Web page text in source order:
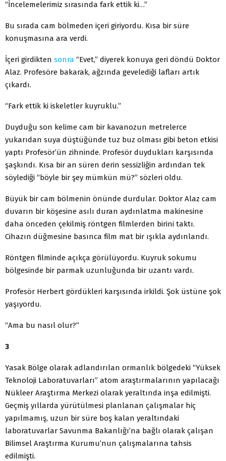
“İncelemelerimiz sırasında fark ettik ki…”
Bu sırada cam bölmeden içeri giriyordu. Kısa bir süre
konuşmasına ara verdi.
İçeri girdikten sonra “Evet,” diyerek konuya geri döndü Doktor
Alaz. Profesöre bakarak, ağzında gevelediği lafları artık
çıkardı.
“Fark ettik ki iskeletler kuyruklu.”
Duyduğu son kelime cam bir kavanozun metrelerce
yukarıdan suya düştüğünde tuz buz olması gibi beton etkisi
yaptı Profesör’ün zihninde. Profesör duydukları karşısında
şaşkındı. Kısa bir an süren derin sessizliğin ardından tek
söylediği “böyle bir şey mümkün mü?” sözleri oldu.
Büyük bir cam bölmenin önünde durdular. Doktor Alaz cam
duvarın bir köşesine asılı duran aydınlatma makinesine
daha önceden çekilmiş röntgen filmlerden birini taktı.
Cihazın düğmesine basınca film mat bir ışıkla aydınlandı.
Röntgen filminde açıkça görülüyordu. Kuyruk sokumu
bölgesinde bir parmak uzunluğunda bir uzantı vardı.
Profesör Herbert gördükleri karşısında irkildi. Şok üstüne şok
yaşıyordu.
“Ama bu nasıl olur?”
3
Yasak Bölge olarak adlandırılan ormanlık bölgedeki “Yüksek
Teknoloji Laboratuvarları” atom araştırmalarının yapılacağı
Nükleer Araştırma Merkezi olarak yeraltında inşa edilmişti.
Geçmiş yıllarda yürütülmesi planlanan çalışmalar hiç
yapılmamış, uzun bir süre boş kalan yeraltındaki
laboratuvarlar Savunma Bakanlığı’na bağlı olarak çalışan
Bilimsel Araştırma Kurumu’nun çalışmalarına tahsis
edilmişti.